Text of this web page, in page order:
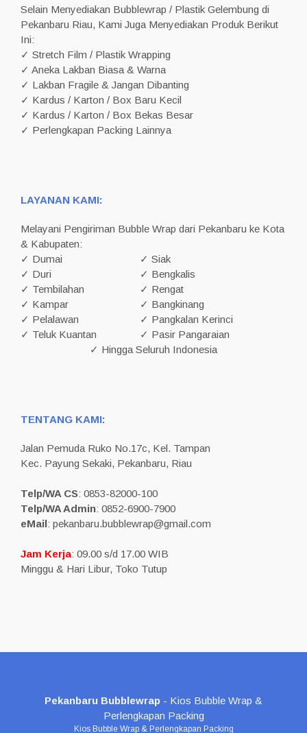
Selain Menyediakan Bubblewrap / Plastik Gelembung di
Pekanbaru Riau, Kami Juga Menyediakan Produk Berikut
Ini:
✓ Stretch Film / Plastik Wrapping
✓ Aneka Lakban Biasa & Warna
✓ Lakban Fragile & Jangan Dibanting
✓ Kardus / Karton / Box Baru Kecil
✓ Kardus / Karton / Box Bekas Besar
✓ Perlengkapan Packing Lainnya
LAYANAN KAMI:
Melayani Pengiriman Bubble Wrap dari Pekanbaru ke Kota
& Kabupaten:
✓ Dumai
✓ Siak
✓ Duri
✓ Bengkalis
✓ Tembilahan
✓ Rengat
✓ Kampar
✓ Bangkinang
✓ Pelalawan
✓ Pangkalan Kerinci
✓ Teluk Kuantan
✓ Pasir Pangaraian
✓ Hingga Seluruh Indonesia
TENTANG KAMI:
Jalan Pemuda Ruko No.17c, Kel. Tampan
Kec. Payung Sekaki, Pekanbaru, Riau
Telp/WA CS: 0853-82000-100
Telp/WA Admin: 0852-6900-7900
eMail: pekanbaru.bubblewrap@gmail.com
Jam Kerja: 09.00 s/d 17.00 WIB
Minggu & Hari Libur, Toko Tutup
Pekanbaru Bubblewrap - Kios Bubble Wrap &
Perlengkapan Packing
Kios Bubble Wrap & Perlengkapan Packing